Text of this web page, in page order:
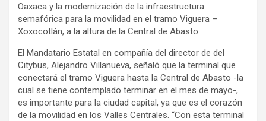
Oaxaca y la modernización de la infraestructura
semafórica para la movilidad en el tramo Viguera –
Xoxocotlán, a la altura de la Central de Abasto.
El Mandatario Estatal en compañía del director de del
Citybus, Alejandro Villanueva, señaló que la terminal que
conectará el tramo Viguera hasta la Central de Abasto -la
cual se tiene contemplado terminar en el mes de mayo-,
es importante para la ciudad capital, ya que es el corazón
de la movilidad en los Valles Centrales. “Con esta terminal